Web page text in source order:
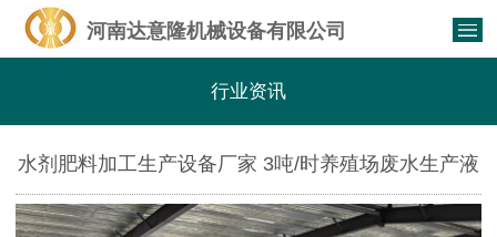
河南达意隆机械设备有限公司
行业资讯
水剂肥料加工生产设备厂家 3吨/时养殖场废水生产液
体肥设备有哪些